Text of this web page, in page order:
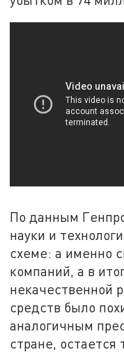
По данным
науки и
схеме: а именно
компаний, а в
некачественной
средств было
аналогичным
стране, остается